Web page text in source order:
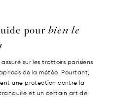
pourbien le
sur les trottoirs parisiens
de la météo. Pourtant,
une protection contre la
et un certain art de